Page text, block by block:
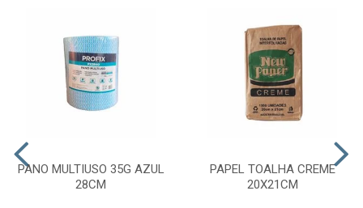
PANO MULTIUSO 35G AZUL
28CM
PAPEL TOALHA CREME
20X21CM